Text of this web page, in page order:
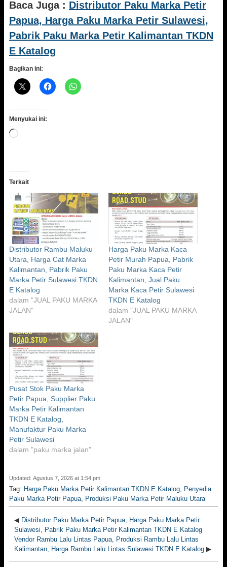
Baca Juga : Distributor Paku Marka Petir
Papua, Harga Paku Marka Petir Sulawesi,
Pabrik Paku Marka Petir Kalimantan TKDN
E Katalog
Bagikan ini:
Menyukai ini:
Memuat...
Terkait
Distributor Rambu Maluku
Utara, Harga Cat Marka
Kalimantan, Pabrik Paku
Marka Petir Sulawesi TKDN
E Katalog
dalam "JUAL PAKU MARKA
JALAN"
Harga Paku Marka Kaca
Petir Murah Papua, Pabrik
Paku Marka Kaca Petir
Kalimantan, Jual Paku
Marka Kaca Petir Sulawesi
TKDN E Katalog
dalam "JUAL PAKU MARKA
JALAN"
Pusat Stok Paku Marka
Petir Papua, Supplier Paku
Marka Petir Kalimantan
TKDN E Katalog,
Manufaktur Paku Marka
Petir Sulawesi
dalam "paku marka jalan"
Updated: Agustus 7, 2026 at 1:54 pm
Tag: Harga Paku Marka Petir Kalimantan TKDN E Katalog, Penyedia
Paku Marka Petir Papua, Produksi Paku Marka Petir Maluku Utara
◀ Distributor Paku Marka Petir Papua, Harga Paku Marka Petir
Sulawesi, Pabrik Paku Marka Petir Kalimantan TKDN E Katalog
Vendor Rambu Lalu Lintas Papua, Produksi Rambu Lalu Lintas
Kalimantan, Harga Rambu Lalu Lintas Sulawesi TKDN E Katalog ▶